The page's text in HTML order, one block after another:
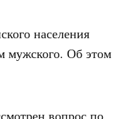
населения
мужского. Об этом
вопрос по